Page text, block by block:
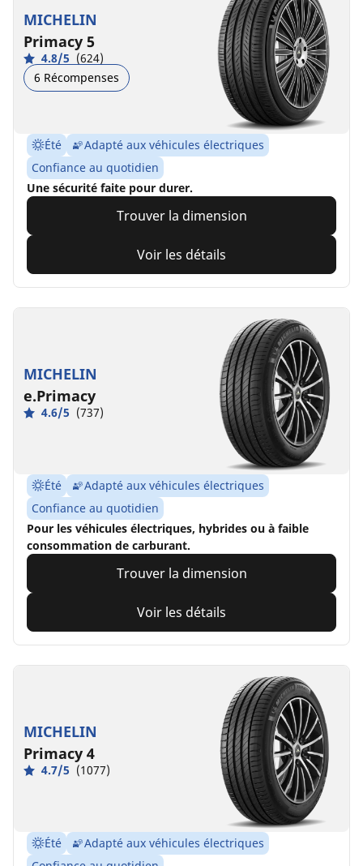
MICHELIN
Primacy 5
4.8/5 (624)
6 Récompenses
Été
Adapté aux véhicules électriques
Confiance au quotidien
Une sécurité faite pour durer.
Trouver la dimension
Voir les détails
MICHELIN
e.Primacy
4.6/5 (737)
Été
Adapté aux véhicules électriques
Confiance au quotidien
Pour les véhicules électriques, hybrides ou à faible
consommation de carburant.
Trouver la dimension
Voir les détails
MICHELIN
Primacy 4
4.7/5 (1077)
Été
Adapté aux véhicules électriques